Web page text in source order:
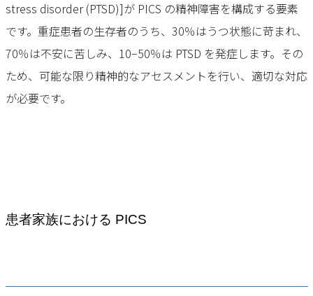
stress disorder (PTSD)]が PICS の精神障害を構成する要素
です。重症患者の⽣存者のうち、30％はうつ状態に苛まれ、
70％は不安に苦しみ、10−50％は PTSD を発症します。その
ため、可能な限り精神的なアセスメントを⾏い、適切な対応
が必要です。
患者家族における PICS